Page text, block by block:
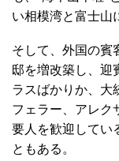
い相模湾と富士山
そして、外国の賓
邸を増改築し、迎
ラスばかりか、大
フェラー、アレク
要人を歓迎してい
ともある。